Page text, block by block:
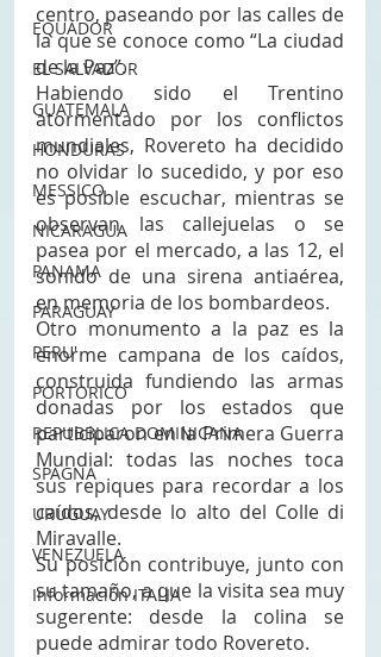
EQUADOR
EL SALVADOR
GUATEMALA
HONDURAS
MESSICO
NICARAGUA
PANAMA
PARAGUAY
PERU'
PORTORICO
REPUBBLICA DOMINICANA
SPAGNA
URUGUAY
VENEZUELA
Información ITALIA
centro, paseando por las calles de
la que se conoce como “La ciudad
de la Paz”.
Habiendo sido el Trentino
atormentado por los conflictos
mundiales, Rovereto ha decidido
no olvidar lo sucedido, y por eso
es posible escuchar, mientras se
observan las callejuelas o se
pasea por el mercado, a las 12, el
sonido de una sirena antiaérea,
en memoria de los bombardeos.
Otro monumento a la paz es la
enorme campana de los caídos,
construida fundiendo las armas
donadas por los estados que
participaron en la Primera Guerra
Mundial: todas las noches toca
sus repiques para recordar a los
caídos, desde lo alto del Colle di
Miravalle.
Su posición contribuye, junto con
su tamaño, a que la visita sea muy
sugerente: desde la colina se
puede admirar todo Rovereto.